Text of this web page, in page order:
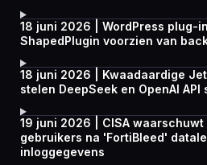
18 juni 2026 | WordPress plug-
ShapedPlugin voorzien van
18 juni 2026 | Kwaadaardige
stelen DeepSeek en OpenAI API
19 juni 2026 | CISA
gebruikers na 'FortiBleed'
inloggegevens